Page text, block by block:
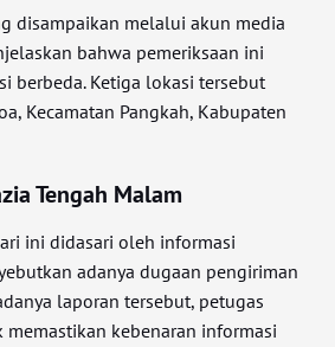
disampaikan melalui akun media
bahwa pemeriksaan ini
berbeda. Ketiga lokasi tersebut
Kecamatan Pangkah, Kabupaten
Tengah Malam
ini didasari oleh informasi
adanya dugaan pengiriman
laporan tersebut, petugas
memastikan kebenaran informasi